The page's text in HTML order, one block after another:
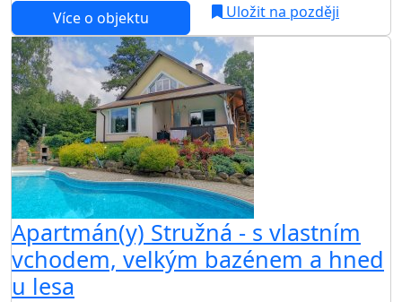
Více o objektu
Uložit na později
Apartmán(y) Stružná - s vlastním
vchodem, velkým bazénem a hned
u lesa